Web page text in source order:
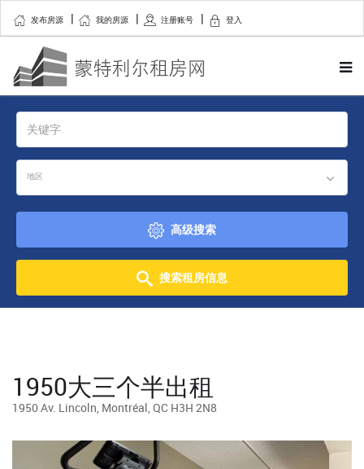
发布房源 我的房源 注册账号 登入
地区
高级搜索
搜索租房信息
1950大三个半出租
1950 Av. Lincoln, Montréal, QC H3H 2N8